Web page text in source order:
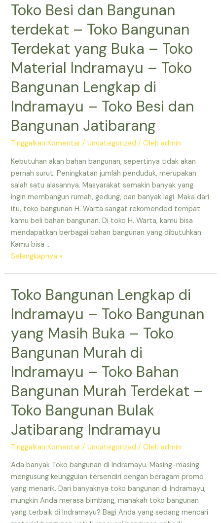
Buka
Terdekat
Toko
Bahan
Bangunan
Indramayu
Depo
Bangunan
Indramayu
–
Besi
dan
Bangunan
Lengkap
di
Jatibarang
–
Toko
Besi
dan
Indramayu
Toko Besi dan Bangunan
terdekat – Toko Bangunan
Terdekat yang Buka – Toko
Material Indramayu – Toko
Bangunan Lengkap di
Indramayu – Toko Besi dan
Bangunan Jatibarang
Tinggalkan Komentar /Uncategorized / Olehadmin
Kebutuhan akan bahan bangunan, sepertinya tidak akan
pernah surut. Peningkatan jumlah penduduk, merupakan
salah satu alasannya. Masyarakat semakin banyak yang
ingin membangun rumah, gedung, dan banyak lagi. Maka dari
itu, toko bangunan H. Warta sangat rekomended tempat
kamu beli bahan bangunan. Di toko H. Warta, kamu bisa
mendapatkan berbagai bahan bangunan yang dibutuhkan.
Kamu bisa …
Toko
Bangunan
terdekat
Bangunan
Terdekat
Buka
–
Toko
Material
Indramayu
–
Toko
Lengkap
di
Indramayu
–
Toko
Selengkapnya »
Toko Bangunan Lengkap di
Indramayu – Toko Bangunan
yang Masih Buka – Toko
Bangunan Murah di
Indramayu – Toko Bahan
Bangunan Murah Terdekat –
Toko Bangunan Bulak
Jatibarang Indramayu
Tinggalkan Komentar /Uncategorized / Olehadmin
Ada banyak Toko bangunan di Indramayu. Masing-masing
mengusung keunggulan tersendiri dengan beragam promo
yang menarik. Dari banyaknya toko bangunan di Indramayu,
mungkin Anda merasa bimbang, manakah toko bangunan
yang terbaik di Indramayu? Bagi Anda yang sedang mencari